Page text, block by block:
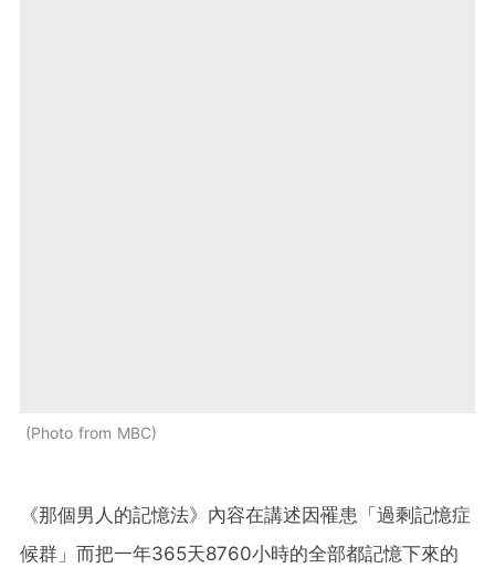
Photo from MBC
《那個男人的記憶法》內容在講述因罹患「過剩記憶症
候群」而把一年365天8760小時的全部都記憶下來的